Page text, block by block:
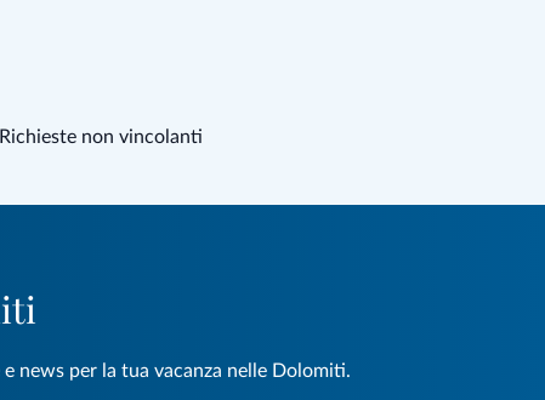
Richieste non vincolanti
news per la tua vacanza nelle Dolomiti.